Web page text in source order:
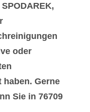
oder
Gerne
Sie in 76709